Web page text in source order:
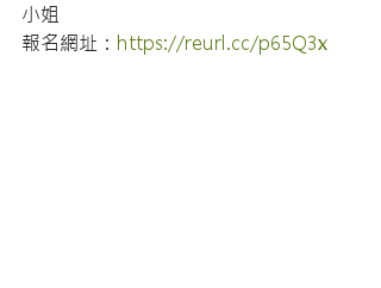
小姐
報名網址： https://reurl.cc/p65Q3x